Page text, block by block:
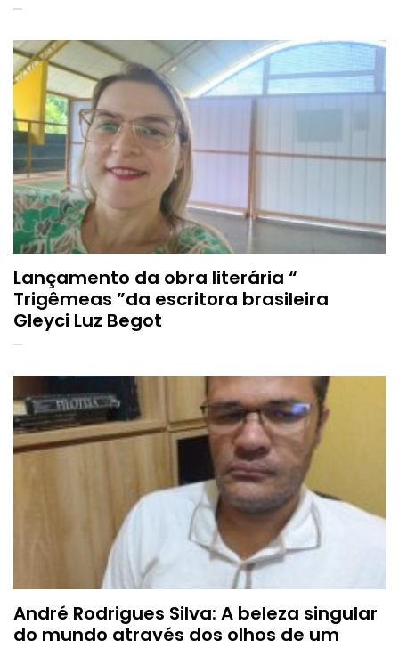
Lançamento da obra literária “
Trigêmeas ”da escritora brasileira
Gleyci Luz Begot
André Rodrigues Silva: A beleza singular
do mundo através dos olhos de um